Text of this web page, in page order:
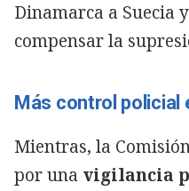
Dinamarca a Suecia
compensar la
Más control policial
Mientras, la
por una vigilancia